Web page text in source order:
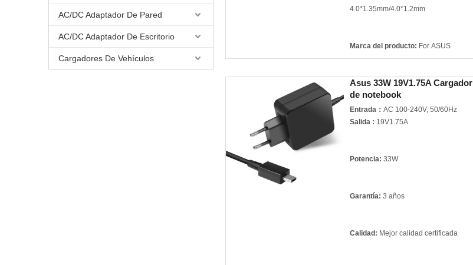
AC/DC Adaptador De Pared
AC/DC Adaptador De Escritorio
Cargadores De Vehículos
4.0*1.35mm/4.0*1.2mm
Marca del producto: For ASUS
Asus 33W 19V1.75A Cargador
de notebook
Entrada： AC 100-240V, 50/60Hz
Salida : 19V1.75A
Potencia: 33W
Garantía: 3 años
Calidad: Mejor calidad certificada